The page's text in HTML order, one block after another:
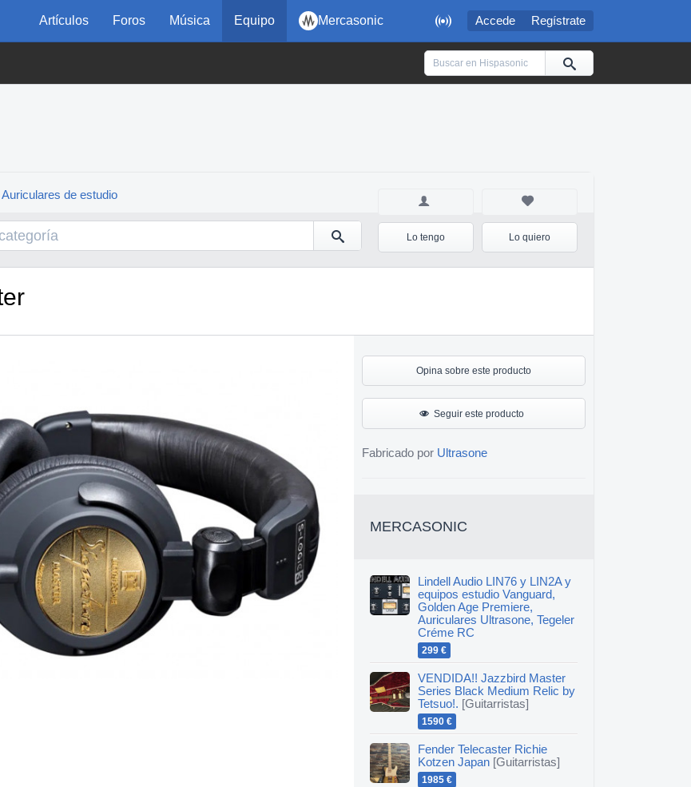
 Accede Regístrate
Artículos Foros Música Equipo Mercasonic
Lo tengo Lo quiero
Auriculares de estudio
Opina sobre este producto
Seguir este producto
Fabricado por Ultrasone
MERCASONIC
Lindell Audio LIN76 y LIN2A y
equipos estudio Vanguard,
Golden Age Premiere,
Auriculares Ultrasone, Tegeler
Créme RC
299 €
VENDIDA!! Jazzbird Master
Series Black Medium Relic by
Tetsuo!. [Guitarristas]
1590 €
Fender Telecaster Richie
Kotzen Japan [Guitarristas]
1985 €